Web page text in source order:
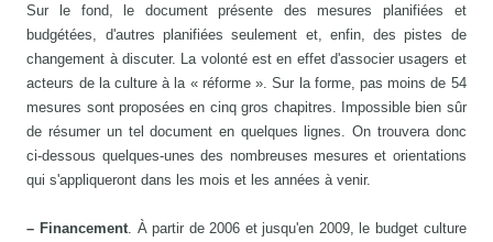
Sur le fond, le document présente des mesures planifiées et
budgétées, d'autres planifiées seulement et, enfin, des pistes de
changement à discuter. La volonté est en effet d'associer usagers et
acteurs de la culture à la « réforme ». Sur la forme, pas moins de 54
mesures sont proposées en cinq gros chapitres. Impossible bien sûr
de résumer un tel document en quelques lignes. On trouvera donc
ci-dessous quelques-unes des nombreuses mesures et orientations
qui s'appliqueront dans les mois et les années à venir.
– Financement . À partir de 2006 et jusqu'en 2009, le budget culture